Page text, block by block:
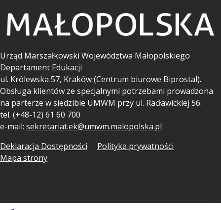
Urząd Marszałkowski Województwa Małopolskiego
Departament Edukacji
ul. Królewska 57, Kraków (Centrum biurowe Biprostal).
Obsługa klientów ze specjalnymi potrzebami prowadzona
na parterze w siedzibie UMWM przy ul. Racławickiej 56.
tel. (+48-12) 61 60 700
e-mail: sekretariat.ek@umwm.malopolska.pl
Deklaracja Dostępności
Polityka prywatności
Mapa strony